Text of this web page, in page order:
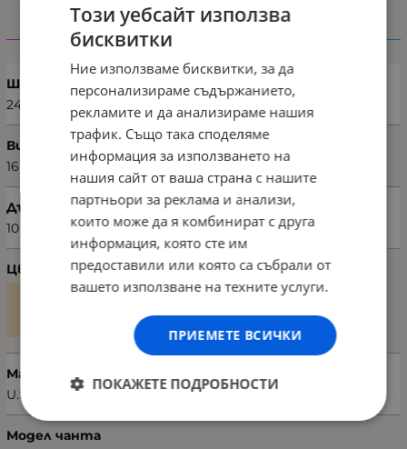
Характеристики
Ширина (см)
24
Височина (см)
16
Дълбочина (см)
10
Цвят
Марка
U.S. POLO ASSN.
Модел чанта
Този уебсайт използва
бисквитки
Ние използваме бисквитки, за да
персонализираме съдържанието,
рекламите и да анализираме нашия
трафик. Също така споделяме
информация за използването на
нашия сайт от ваша страна с нашите
партньори за реклама и анализи,
които може да я комбинират с друга
информация, която сте им
предоставили или която са събрали от
вашето използване на техните услуги.
ПРИЕМЕТЕ ВСИЧКИ
ПОКАЖЕТЕ ПОДРОБНОСТИ